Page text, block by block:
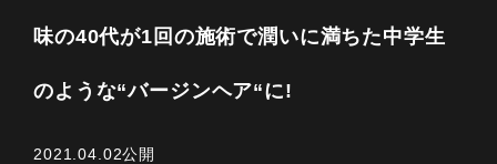
味の40代が1回の施術で潤いに満ちた中学生
のような“バージンヘア“に!
2021.04.02公開